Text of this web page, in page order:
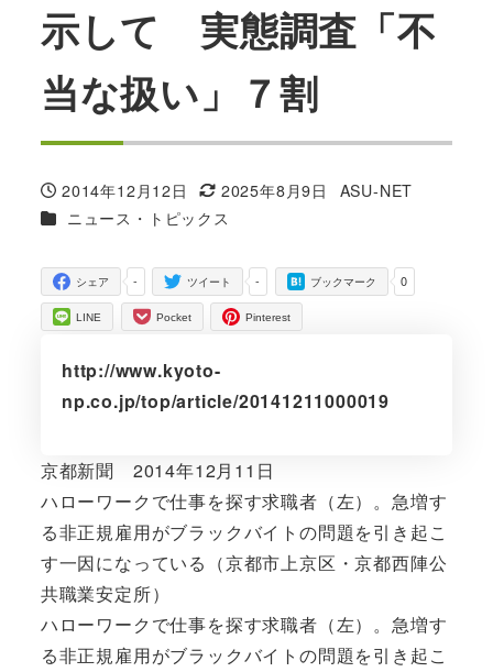
示して 実態調査「不
当な扱い」７割
投稿日
2014年12月12日
更新日
2025年8月9日
著
ASU-NET
カテゴリー
ニュース・トピックス
-
シェア -
ツイート 0
ブックマーク
LINE Pocket Pinterest
http://www.kyoto-
np.co.jp/top/article/20141211000019
京都新聞 2014年12月11日
ハローワークで仕事を探す求職者（左）。急増す
る非正規雇用がブラックバイトの問題を引き起こ
す一因になっている（京都市上京区・京都西陣公
共職業安定所）
ハローワークで仕事を探す求職者（左）。急増す
る非正規雇用がブラックバイトの問題を引き起こ